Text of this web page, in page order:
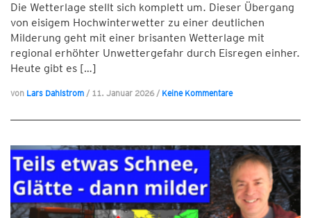
Die Wetterlage stellt sich komplett um. Dieser Übergang
von eisigem Hochwinterwetter zu einer deutlichen
Milderung geht mit einer brisanten Wetterlage mit
regional erhöhter Unwettergefahr durch Eisregen einher.
Heute gibt es […]
von Lars Dahlstrom / 11. Januar 2026/ Keine Kommentare